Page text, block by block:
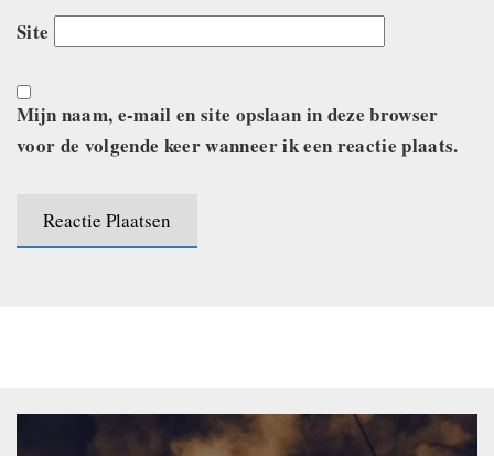
Site
Mijn naam, e-mail en site opslaan in deze browser
voor de volgende keer wanneer ik een reactie plaats.